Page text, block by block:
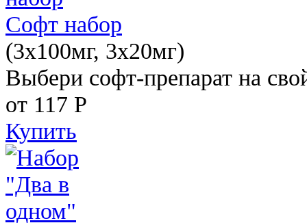
Софт набор
(3x100мг, 3x20мг)
Выбери софт-препарат на
от 117 Р
Купить